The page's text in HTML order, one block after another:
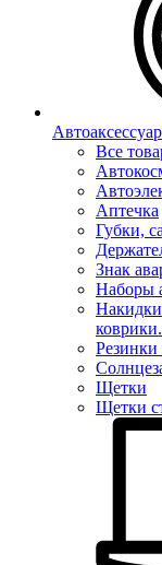
Все
Аптечка
Губки,
Знак
Наборы
Накидки
коврики.
Резинки
Щетки
Щетки